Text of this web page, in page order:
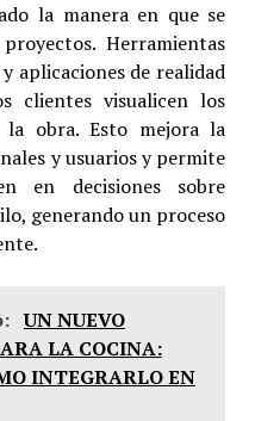
la manera en que se
Herramientas
aplicaciones de realidad
clientes visualicen los
obra. Esto mejora la
y usuarios y permite
en decisiones sobre
generando un proceso
UN NUEVO
LA COCINA:
INTEGRARLO EN